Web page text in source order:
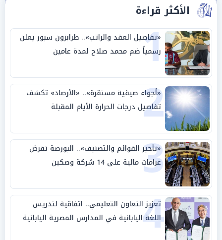
الأكثر قراءة
1
«تفاصيل العقد والراتب».. طرابزون سبور يعلن
رسمياً ضم محمد صلاح لمدة عامين
2
«أجواء صيفية مستقرة».. «الأرصاد» تكشف
تفاصيل درجات الحرارة الأيام المقبلة
3
«تأخير القوائم والتصنيف».. البورصة تفرض
غرامات مالية على 14 شركة وصكين
4
تعزيز التعاون التعليمي.. اتفاقية لتدريس
اللغة اليابانية في المدارس المصرية اليابانية